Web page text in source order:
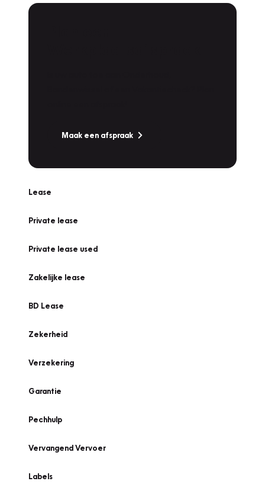
Maak een afspraak
Lease
Private lease
Private lease used
Zakelijke lease
BD Lease
Zekerheid
Verzekering
Garantie
Pechhulp
Vervangend Vervoer
Labels